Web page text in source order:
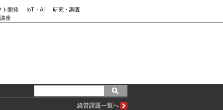
ト開発 IoT・AI
研究・調査
座
経営課題一覧へ